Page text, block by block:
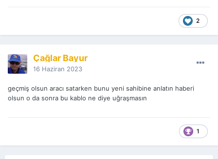
2
Çağlar Bayur
16 Haziran 2023
geçmiş olsun aracı satarken bunu yeni sahibine anlatın haberi
olsun o da sonra bu kablo ne diye uğraşmasın
1